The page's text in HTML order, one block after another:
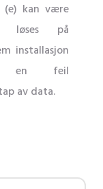
(e) kan være
løses på
installasjon
en feil
av data.